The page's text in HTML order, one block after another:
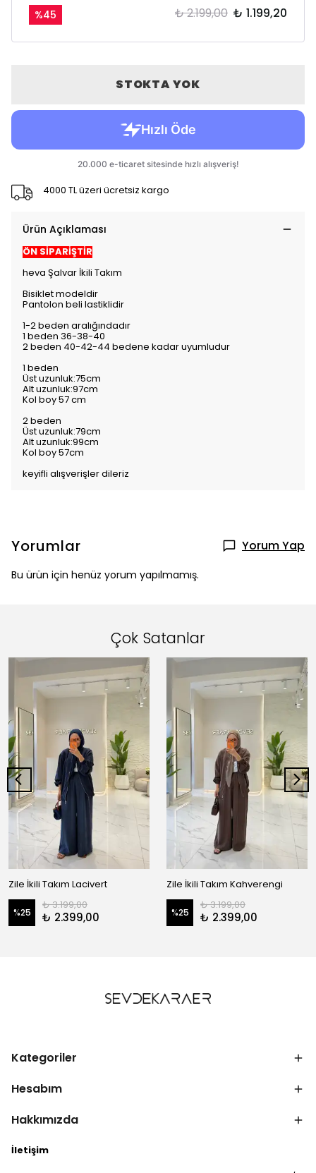
%45 ₺ 2.199,00 ₺ 1.199,20
STOKTA YOK
4000 TL üzeri ücretsiz kargo
Ürün Açıklaması
ÖN SİPARİŞTİR
heva Şalvar İkili Takım
Bisiklet modeldir
Pantolon beli lastiklidir
1-2 beden aralığındadır
1 beden 36-38-40
2 beden 40-42-44 bedene kadar uyumludur
1 beden
Üst uzunluk:75cm
Alt uzunluk:97cm
Kol boy 57 cm
2 beden
Üst uzunluk:79cm
Alt uzunluk:99cm
Kol boy 57cm
keyifli alışverişler dileriz
Yorumlar Yorum Yap
Bu ürün için henüz yorum yapılmamış.
Çok Satanlar
Zile İkili Takım Lacivert
%25
₺ 3.199,00
₺ 2.399,00
Zile İkili Takım Kahverengi
%25
₺ 3.199,00
₺ 2.399,00
Kategoriler
Hesabım
Hakkımızda
İletişim